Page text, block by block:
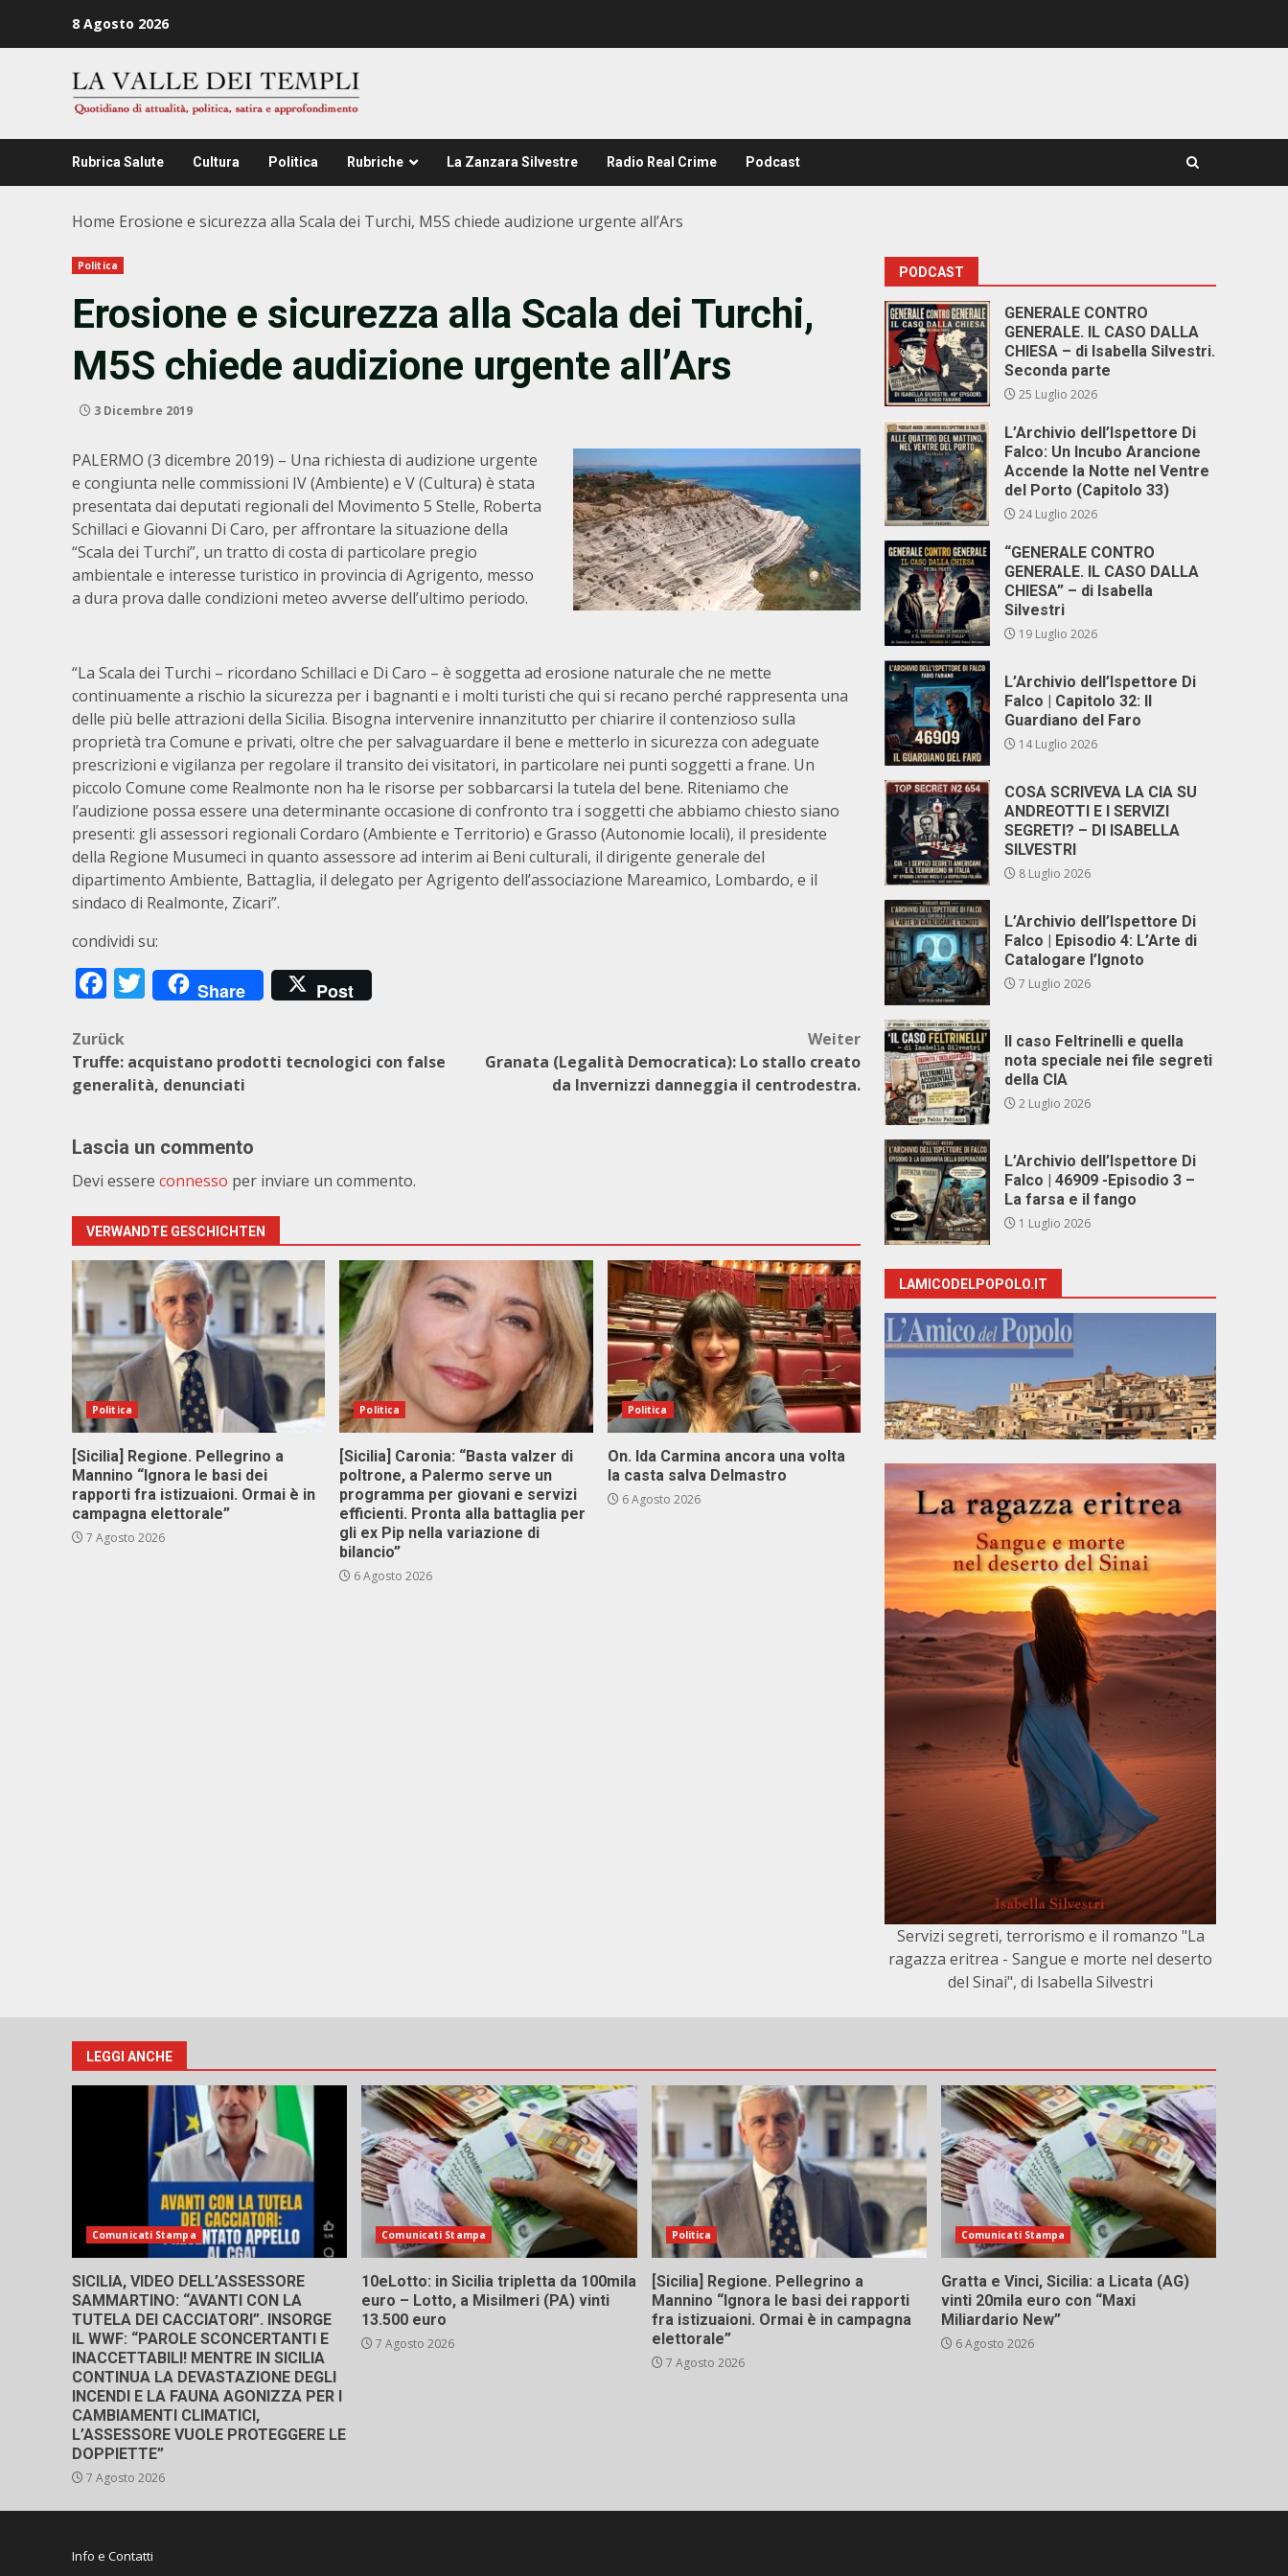
8 Agosto 2026
Rubrica Salute Cultura Politica Rubriche La Zanzara Silvestre Radio Real Crime Podcast
Home Erosione e sicurezza alla Scala dei Turchi, M5S chiede audizione urgente all’Ars
Politica
Erosione e sicurezza alla Scala dei Turchi,
M5S chiede audizione urgente all’Ars
3 Dicembre 2019
PALERMO (3 dicembre 2019) – Una richiesta di audizione urgente
e congiunta nelle commissioni IV (Ambiente) e V (Cultura) è stata
presentata dai deputati regionali del Movimento 5 Stelle, Roberta
Schillaci e Giovanni Di Caro, per affrontare la situazione della
“Scala dei Turchi”, un tratto di costa di particolare pregio
ambientale e interesse turistico in provincia di Agrigento, messo
a dura prova dalle condizioni meteo avverse dell’ultimo periodo.
“La Scala dei Turchi – ricordano Schillaci e Di Caro – è soggetta ad erosione naturale che ne mette
continuamente a rischio la sicurezza per i bagnanti e i molti turisti che qui si recano perché rappresenta una
delle più belle attrazioni della Sicilia. Bisogna intervenire innanzitutto per chiarire il contenzioso sulla
proprietà tra Comune e privati, oltre che per salvaguardare il bene e metterlo in sicurezza con adeguate
prescrizioni e vigilanza per regolare il transito dei visitatori, in particolare nei punti soggetti a frane. Un
piccolo Comune come Realmonte non ha le risorse per sobbarcarsi la tutela del bene. Riteniamo che
l’audizione possa essere una determinante occasione di confronto tra i soggetti che abbiamo chiesto siano
presenti: gli assessori regionali Cordaro (Ambiente e Territorio) e Grasso (Autonomie locali), il presidente
della Regione Musumeci in quanto assessore ad interim ai Beni culturali, il dirigente generale del
dipartimento Ambiente, Battaglia, il delegato per Agrigento dell’associazione Mareamico, Lombardo, e il
sindaco di Realmonte, Zicari”.
condividi su:
Facebook
Twitter
Share Post
Beitragsnavigation
Zurück
Truffe: acquistano prodotti tecnologici con false
generalità, denunciati
Weiter
Granata (Legalità Democratica): Lo stallo creato
da Invernizzi danneggia il centrodestra.
Lascia un commento
Devi essere connesso per inviare un commento.
VERWANDTE GESCHICHTEN
Politica
[Sicilia] Regione. Pellegrino a
Mannino “Ignora le basi dei
rapporti fra istizuaioni. Ormai è in
campagna elettorale”
7 Agosto 2026
Politica
[Sicilia] Caronia: “Basta valzer di
poltrone, a Palermo serve un
programma per giovani e servizi
efficienti. Pronta alla battaglia per
gli ex Pip nella variazione di
bilancio”
6 Agosto 2026
Politica
On. Ida Carmina ancora una volta
la casta salva Delmastro
6 Agosto 2026
PODCAST
GENERALE CONTRO
GENERALE. IL CASO DALLA
CHIESA – di Isabella Silvestri.
Seconda parte
25 Luglio 2026
L’Archivio dell’Ispettore Di
Falco: Un Incubo Arancione
Accende la Notte nel Ventre
del Porto (Capitolo 33)
24 Luglio 2026
“GENERALE CONTRO
GENERALE. IL CASO DALLA
CHIESA” – di Isabella
Silvestri
19 Luglio 2026
L’Archivio dell’Ispettore Di
Falco | Capitolo 32: Il
Guardiano del Faro
14 Luglio 2026
COSA SCRIVEVA LA CIA SU
ANDREOTTI E I SERVIZI
SEGRETI? – DI ISABELLA
SILVESTRI
8 Luglio 2026
L’Archivio dell’Ispettore Di
Falco | Episodio 4: L’Arte di
Catalogare l’Ignoto
7 Luglio 2026
Il caso Feltrinelli e quella
nota speciale nei file segreti
della CIA
2 Luglio 2026
L’Archivio dell’Ispettore Di
Falco | 46909 -Episodio 3 –
La farsa e il fango
1 Luglio 2026
LAMICODELPOPOLO.IT
Servizi segreti, terrorismo e il romanzo "La
ragazza eritrea - Sangue e morte nel deserto
del Sinai", di Isabella Silvestri
LEGGI ANCHE
Comunicati Stampa
SICILIA, VIDEO DELL’ASSESSORE
SAMMARTINO: “AVANTI CON LA
TUTELA DEI CACCIATORI”. INSORGE
IL WWF: “PAROLE SCONCERTANTI E
INACCETTABILI! MENTRE IN SICILIA
CONTINUA LA DEVASTAZIONE DEGLI
INCENDI E LA FAUNA AGONIZZA PER I
CAMBIAMENTI CLIMATICI,
L’ASSESSORE VUOLE PROTEGGERE LE
DOPPIETTE”
7 Agosto 2026
Comunicati Stampa
10eLotto: in Sicilia tripletta da 100mila
euro – Lotto, a Misilmeri (PA) vinti
13.500 euro
7 Agosto 2026
Politica
[Sicilia] Regione. Pellegrino a
Mannino “Ignora le basi dei rapporti
fra istizuaioni. Ormai è in campagna
elettorale”
7 Agosto 2026
Comunicati Stampa
Gratta e Vinci, Sicilia: a Licata (AG)
vinti 20mila euro con “Maxi
Miliardario New”
6 Agosto 2026
Info e Contatti